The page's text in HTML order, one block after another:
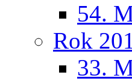
54.
Rok
33.